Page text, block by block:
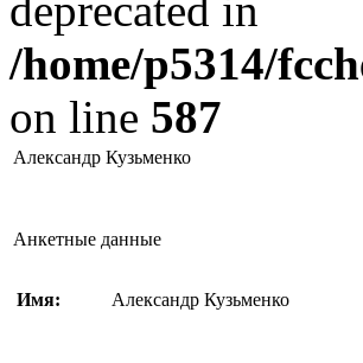
/home/p5314/
on line 587
Александр Кузьменко
Анкетные данные
Имя: Александр Кузьменко